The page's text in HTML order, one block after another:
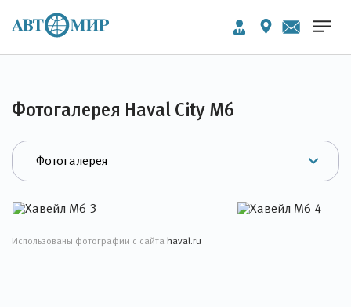
Фотогалерея Haval City M6
Использованы фотографии с сайта haval.ru